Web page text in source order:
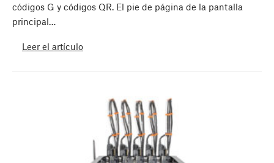
códigos G y códigos QR. El pie de página de la pantalla
principal…
Leer el artículo